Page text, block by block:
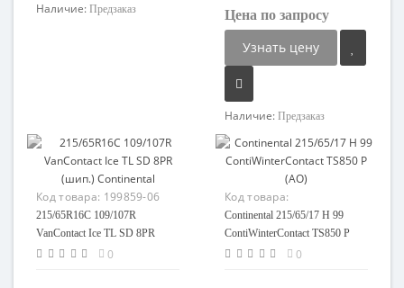
Наличие: Предзаказ Цена по запросу
Узнать цену
Наличие: Предзаказ
Код товара: 199859-06
215/65R16C 109/107R
VanContact Ice TL SD 8PR
(шип.) Continental
0
Код товара:
90202215058-08
Continental 215/65/17 H 99
ContiWinterContact TS850 P
(AO)
0